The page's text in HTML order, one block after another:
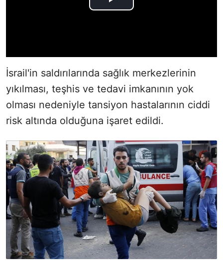
İsrail'in saldırılarında sağlık merkezlerinin
yıkılması, teşhis ve tedavi imkanının yok
olması nedeniyle tansiyon hastalarının ciddi
risk altında olduğuna işaret edildi.